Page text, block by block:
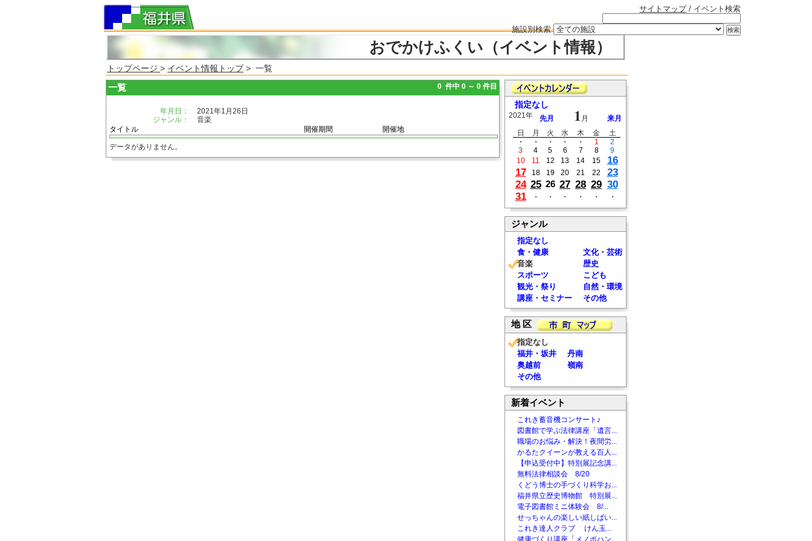
サイトマップ/ イベント検索
施設別検索
おでかけふくい（イベント情報）
トップページ > イベント情報トップ> 一覧
一覧 0 件中 0 ～ 0 件目
年月日：
2021年1月26日
ジャンル：
音楽
タイトル
開催期間 開催地
データがありません。
指定なし
2021年 先月 1 月
来月
日
月 火 水 木 金
土
・
・ ・ ・ ・ 1
2
3
4 5 6 7 8
9
10
11 12 13 14 15
16
17
18 19 20 21 22
23
24 25 26 27 28 29 30
31
・ ・ ・ ・ ・ ・
ジャンル
指定なし
食・健康
文化・芸術
音楽
歴史
スポーツ
こども
観光・祭り
自然・環境
講座・セミナー
その他
地 区
指定なし
福井・坂井
丹南
奥越前
嶺南
その他
新着イベント
これき蓄音機コンサート♪
図書館で学ぶ法律講座「遺言...
職場のお悩み・解決！夜間労...
かるたクイーンが教える百人...
【申込受付中】特別展記念講...
無料法律相談会 8/20
くどう博士の手づくり科学お...
福井県立歴史博物館 特別展...
電子図書館ミニ体験会 8/...
せっちゃんの楽しい紙しばい...
これき達人クラブ けん玉...